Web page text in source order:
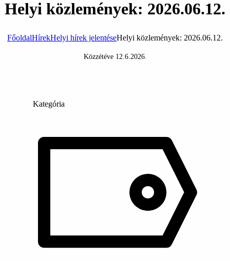
Helyi közlemények: 2026.06.12.
FőoldalHírekHelyi hírek jelentéseHelyi közlemények: 2026.06.12.
Közzétéve 12.6.2026.
Kategória